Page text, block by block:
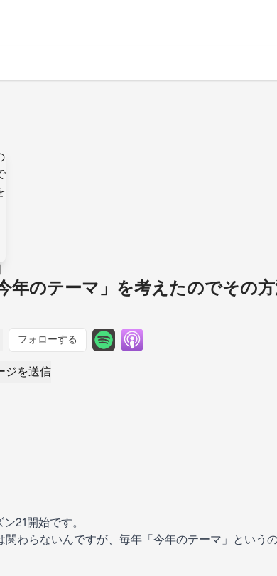
年のテーマ」を考えたのでその
フォローする
ジを送信
21開始です。
関わらないんですが、毎年「今年のテーマ」という